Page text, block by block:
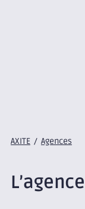
AXITE / Agences